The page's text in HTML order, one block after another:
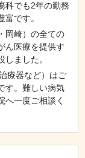
科でも2年の勤務
です。
岡崎）の全ての
ん医療を提供す
ました。
療器など）はご
す。難しい病気
へ一度ご相談く